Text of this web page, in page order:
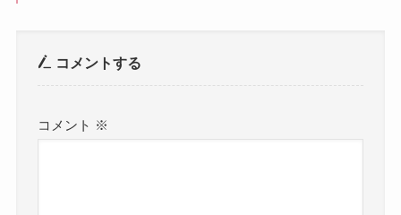
コメントする
コメント ※